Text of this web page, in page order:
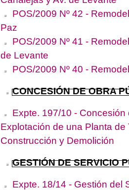
POS/2009 Nº 42 -
Paz
POS/2009 Nº 41 -
de Levante
POS/2009 Nº 40 -
CONCESIÓN DE OBRA
Expte. 197/10 -
Explotación de una Planta
Construcción y Demolición
GESTIÓN DE SERVICIO
Expte. 18/14 - Gestión del